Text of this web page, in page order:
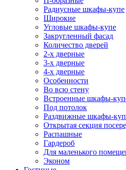
Радиусные шкафы-купе
Широкие
Угловые шкафы-купе
Закругленный фасад
Количество дверей
2-х дверные
3-х дверные
4-х дверные
Особенности
Во всю стену
Встроенные шкафы-
Под потолок
Раздвижные шкафы-
Открытая секция
Распашные
Гардероб
Для маленького
Эконом